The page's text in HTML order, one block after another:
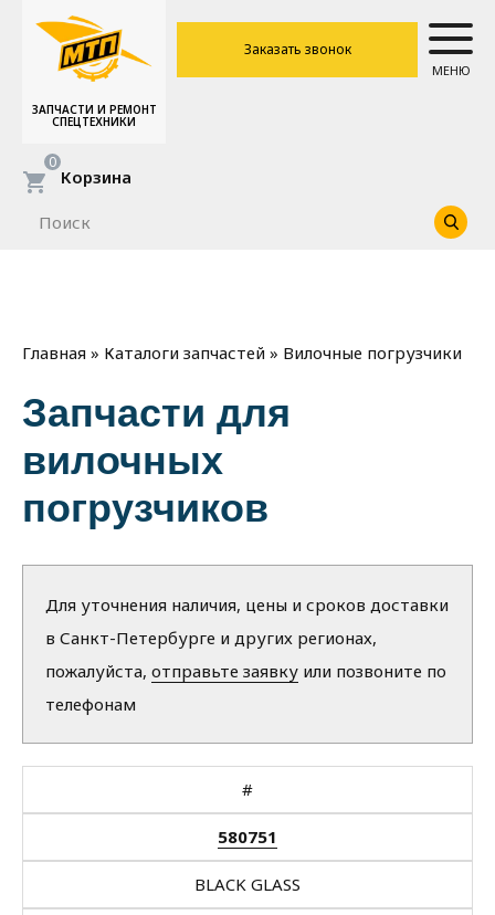
ЗАПЧАСТИ И РЕМОНТ
СПЕЦТЕХНИКИ
Заказать звонок
МЕНЮ
Корзина
0
Главная » Каталоги запчастей » Вилочные погрузчики
Запчасти для
вилочных
погрузчиков
Для уточнения наличия, цены и сроков доставки
в Санкт-Петербурге и других регионах,
пожалуйста, отправьте заявку или позвоните по
телефонам
#
580751
BLACK GLASS